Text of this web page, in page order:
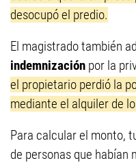
desocupó el predio.
El magistrado también
indemnización por la
el propietario perdió la
mediante el alquiler de
Para calcular el monto,
de personas que habían